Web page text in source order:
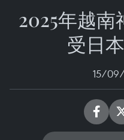
2025年越
受日
15/